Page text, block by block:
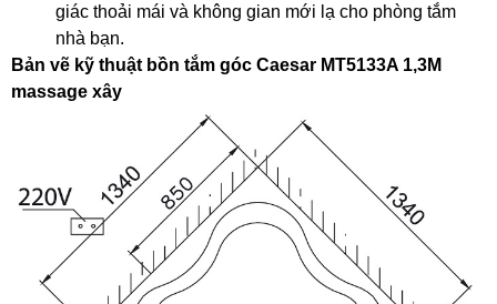
giác thoải mái và không gian mới lạ cho phòng tắm
nhà bạn.
Bản vẽ kỹ thuật bồn tắm góc Caesar MT5133A 1,3M
massage xây